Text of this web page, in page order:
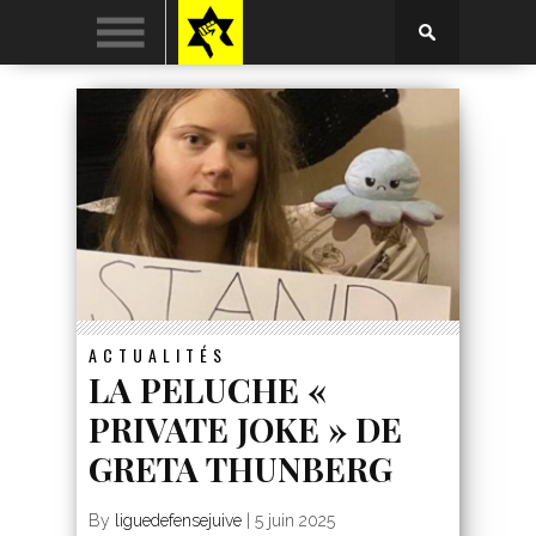
ACTUALITÉS
LA PELUCHE «
PRIVATE JOKE » DE
GRETA THUNBERG
By liguedefensejuive 5 juin 2025